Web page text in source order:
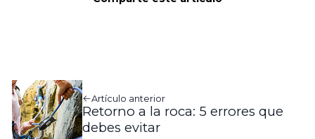
Artículo anterior
Retorno a la roca: 5 errores que
debes evitar